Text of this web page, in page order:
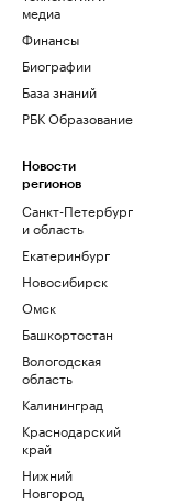
медиа
Финансы
Биографии
База знаний
РБК Образование
Новости
регионов
Санкт-Петербург
и область
Екатеринбург
Новосибирск
Омск
Башкортостан
Вологодская
область
Калининград
Краснодарский
край
Нижний
Новгород